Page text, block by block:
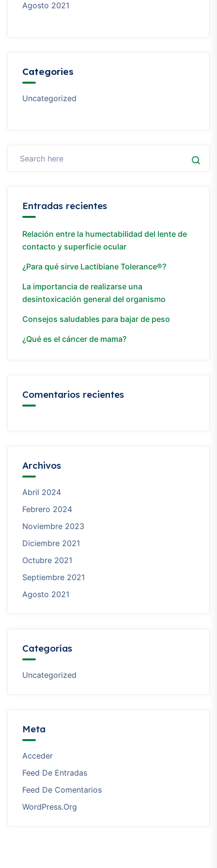
Agosto 2021
Categories
Uncategorized
Entradas recientes
Relación entre la humectabilidad del lente de
contacto y superficie ocular
¿Para qué sirve Lactibiane Tolerance®?
La importancia de realizarse una
desintoxicación general del organismo
Consejos saludables para bajar de peso
¿Qué es el cáncer de mama?
Comentarios recientes
Archivos
Abril 2024
Febrero 2024
Noviembre 2023
Diciembre 2021
Octubre 2021
Septiembre 2021
Agosto 2021
Categorías
Uncategorized
Meta
Acceder
Feed De Entradas
Feed De Comentarios
WordPress.org